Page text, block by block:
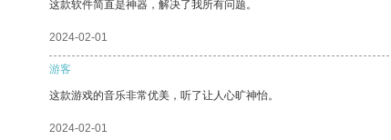
这款软件简直是神器，解决了我所有问题。
2024-02-01
游客
这款游戏的音乐非常优美，听了让人心旷神怡。
2024-02-01